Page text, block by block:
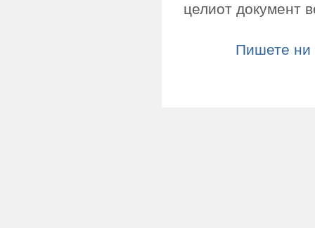
целиот документ
Пишете ни